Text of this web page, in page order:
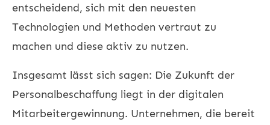
entscheidend, sich mit den neuesten
Technologien und Methoden vertraut zu
machen und diese aktiv zu nutzen.
Insgesamt lässt sich sagen: Die Zukunft der
Personalbeschaffung liegt in der digitalen
Mitarbeitergewinnung. Unternehmen, die bereit